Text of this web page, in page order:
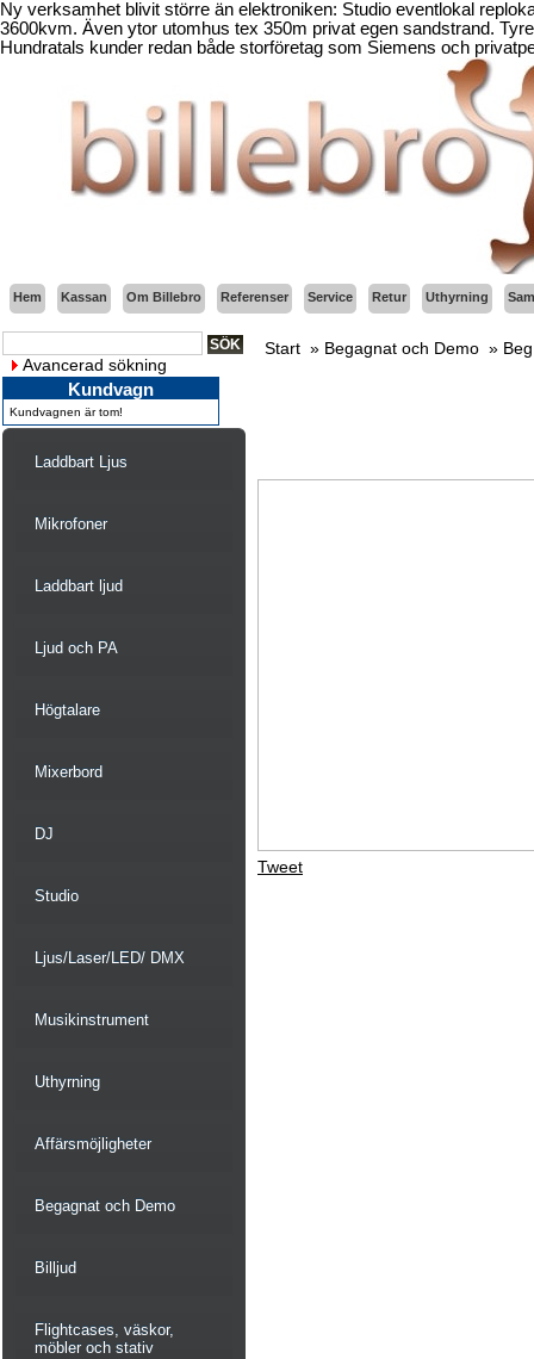
Ny verksamhet blivit större än elektroniken: Studio eventlokal
3600kvm. Även ytor utomhus tex 350m privat egen sandstrand.
Hundratals kunder redan både storföretag som Siemens och
Hem Kassan Om Billebro Referenser Service Retur Uthyrning
Avancerad sökning
Kundvagn
Kundvagnen är tom!
Laddbart Ljus
Mikrofoner
Laddbart ljud
Ljud och PA
Högtalare
Mixerbord
DJ
Studio
Ljus/Laser/LED/ DMX
Musikinstrument
Uthyrning
Affärsmöjligheter
Begagnat och Demo
Billjud
Flightcases, väskor,
möbler och stativ
Start » Begagnat och Demo »
Tweet